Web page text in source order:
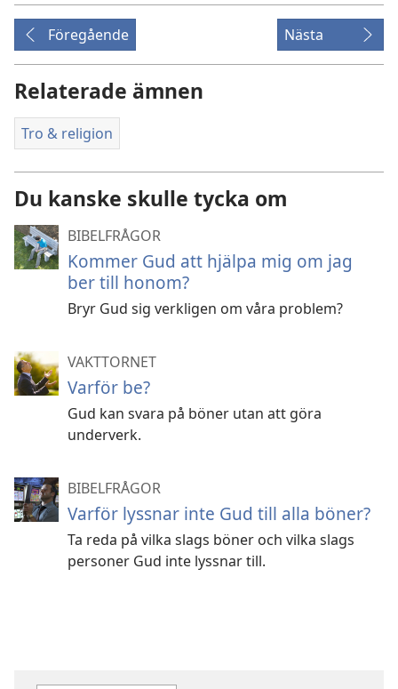
Föregående Nästa
Relaterade ämnen
Tro & religion
Du kanske skulle tycka om
BIBELFRÅGOR
Kommer Gud att hjälpa mig om jag
ber till honom?
Bryr Gud sig verkligen om våra problem?
VAKTTORNET
Varför be?
Gud kan svara på böner utan att göra
underverk.
BIBELFRÅGOR
Varför lyssnar inte Gud till alla böner?
Ta reda på vilka slags böner och vilka slags
personer Gud inte lyssnar till.